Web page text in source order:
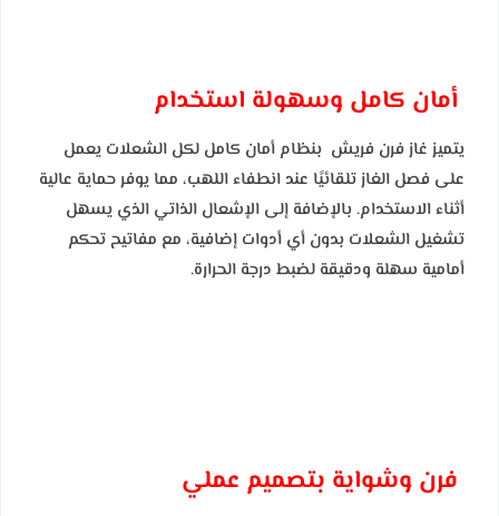
أمان كامل وسهولة استخدام
يتميز غاز فرن فريش بنظام أمان كامل لكل الشعلات يعمل
على فصل الغاز تلقائيًا عند انطفاء اللهب، مما يوفر حماية عالية
أثناء الاستخدام. بالإضافة إلى الإشعال الذاتي الذي يسهل
تشغيل الشعلات بدون أي أدوات إضافية، مع مفاتيح تحكم
أمامية سهلة ودقيقة لضبط درجة الحرارة.
فرن وشواية بتصميم عملي